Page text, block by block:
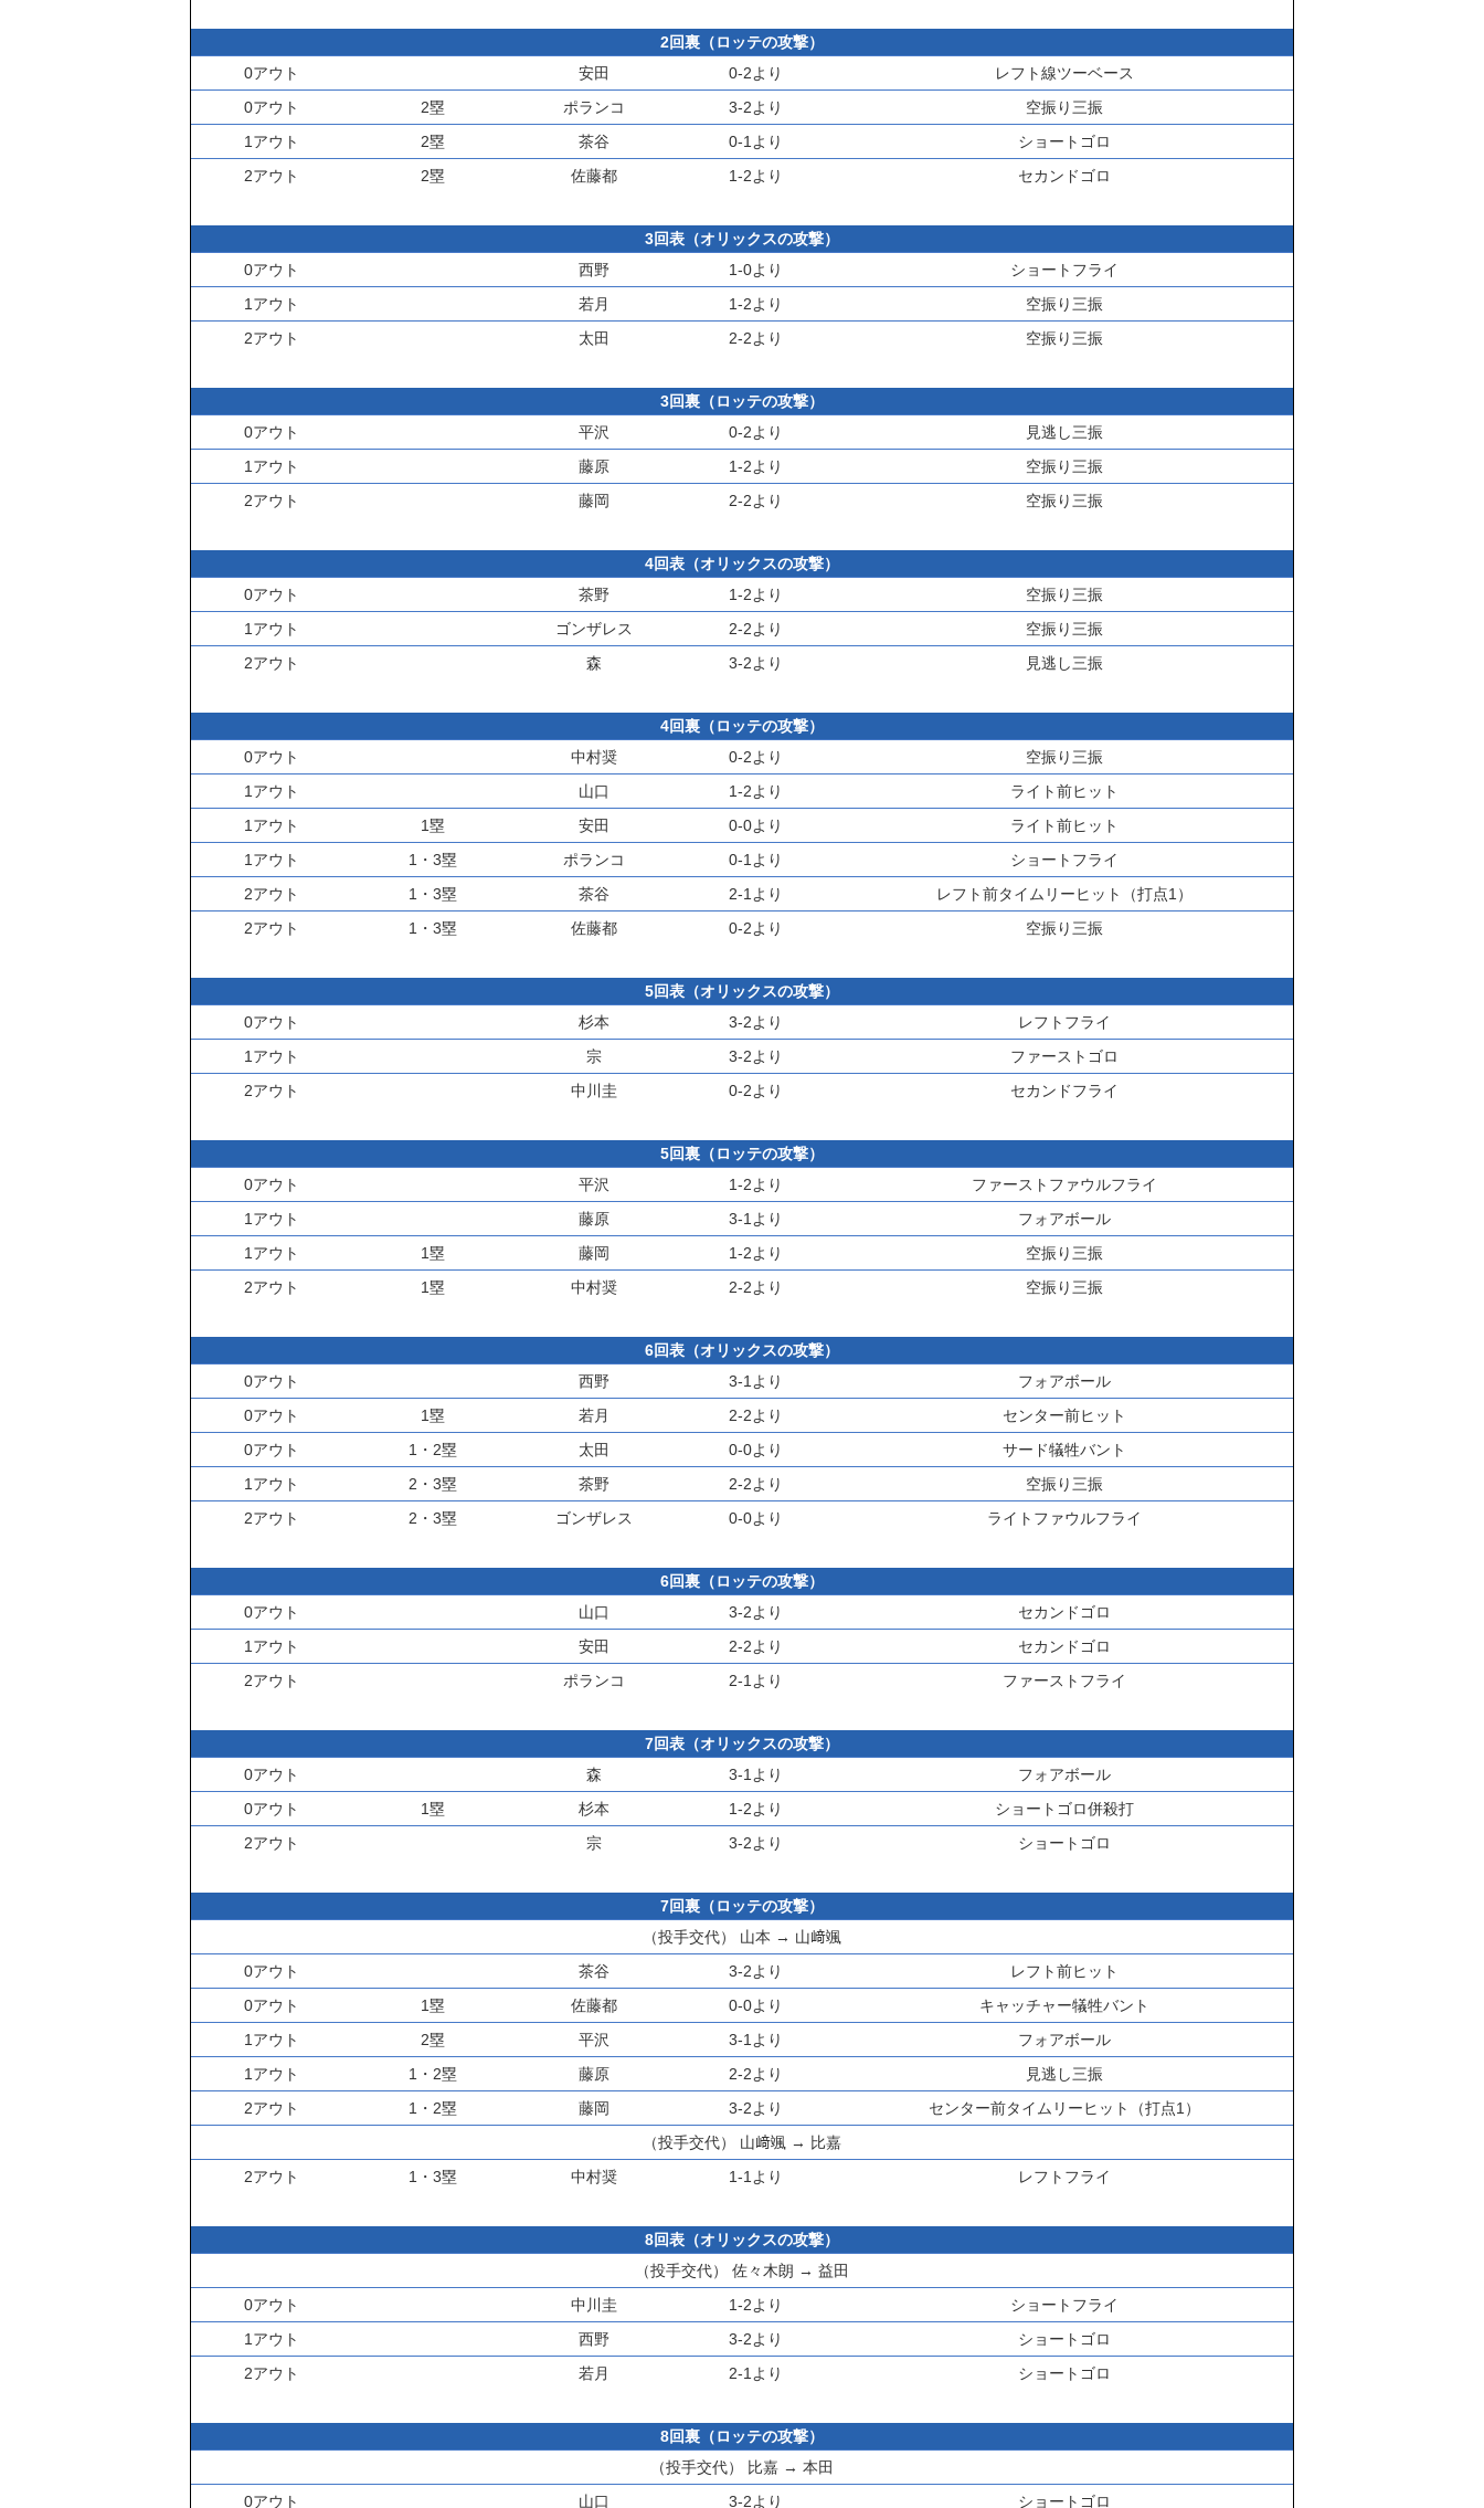
2回裏（ロッテの攻撃）
0アウト
安田 0-2より
レフト線ツーベース
0アウト
2塁 ポランコ 3-2より
空振り三振
1アウト
2塁 茶谷 0-1より
ショートゴロ
2アウト
2塁 佐藤都 1-2より セカンドゴロ
3回表（オリックスの攻撃）
0アウト
西野 1-0より
ショートフライ
1アウト
若月 1-2より
空振り三振
2アウト
太田 2-2より 空振り三振
3回裏（ロッテの攻撃）
0アウト
平沢 0-2より
見逃し三振
1アウト
藤原 1-2より
空振り三振
2アウト
藤岡 2-2より 空振り三振
4回表（オリックスの攻撃）
0アウト
茶野 1-2より
空振り三振
1アウト
ゴンザレス 2-2より
空振り三振
2アウト
森 3-2より 見逃し三振
4回裏（ロッテの攻撃）
0アウト
中村奨 0-2より
空振り三振
1アウト
山口 1-2より
ライト前ヒット
1アウト
1塁 安田 0-0より
ライト前ヒット
1アウト
1・3塁 ポランコ 0-1より
ショートフライ
2アウト
1・3塁 茶谷 2-1より
レフト前タイムリーヒット（打点1）
2アウト
1・3塁 佐藤都 0-2より 空振り三振
5回表（オリックスの攻撃）
0アウト
杉本 3-2より
レフトフライ
1アウト
宗 3-2より
ファーストゴロ
2アウト
中川圭 0-2より セカンドフライ
5回裏（ロッテの攻撃）
0アウト
平沢 1-2より
ファーストファウルフライ
1アウト
藤原 3-1より
フォアボール
1アウト
1塁 藤岡 1-2より
空振り三振
2アウト
1塁 中村奨 2-2より 空振り三振
6回表（オリックスの攻撃）
0アウト
西野 3-1より
フォアボール
0アウト
1塁 若月 2-2より
センター前ヒット
0アウト
1・2塁 太田 0-0より
サード犠牲バント
1アウト
2・3塁 茶野 2-2より
空振り三振
2アウト
2・3塁 ゴンザレス 0-0より ライトファウルフライ
6回裏（ロッテの攻撃）
0アウト
山口 3-2より
セカンドゴロ
1アウト
安田 2-2より
セカンドゴロ
2アウト
ポランコ 2-1より ファーストフライ
7回表（オリックスの攻撃）
0アウト
森 3-1より
フォアボール
0アウト
1塁 杉本 1-2より
ショートゴロ併殺打
2アウト
宗 3-2より ショートゴロ
7回裏（ロッテの攻撃）
（投手交代） 山本 → 山﨑颯
0アウト
茶谷 3-2より
レフト前ヒット
0アウト
1塁 佐藤都 0-0より
キャッチャー犠牲バント
1アウト
2塁 平沢 3-1より
フォアボール
1アウト
1・2塁 藤原 2-2より
見逃し三振
2アウト
1・2塁 藤岡 3-2より
センター前タイムリーヒット（打点1）
（投手交代） 山﨑颯 → 比嘉
2アウト
1・3塁 中村奨 1-1より レフトフライ
8回表（オリックスの攻撃）
（投手交代） 佐々木朗 → 益田
0アウト
中川圭 1-2より
ショートフライ
1アウト
西野 3-2より
ショートゴロ
2アウト
若月 2-1より ショートゴロ
8回裏（ロッテの攻撃）
（投手交代）
比嘉 → 本田
0アウト
山口 3-2より ショートゴロ